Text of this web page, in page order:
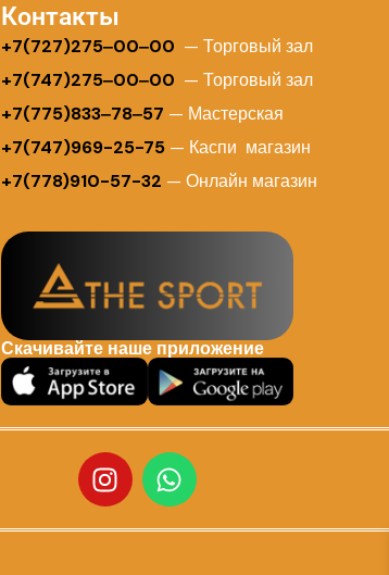
Контакты
+7(727)275‒00‒00 — Торговый зал
+7(747)275‒00‒00 — Торговый зал
+7(775)833‒78‒57 — Мастерская
+7(747)969-25-75— Каспи магазин
+7(778)910-57-32 — Онлайн магазин
Скачивайте наше приложение